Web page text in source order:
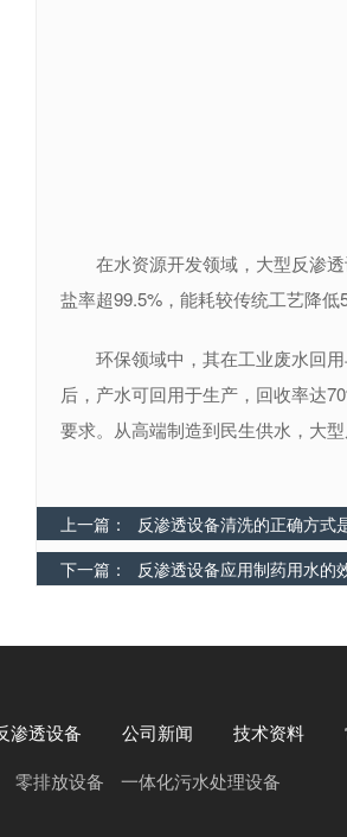
在水资源开发领域，大型反渗透
盐率超99.5%，能耗较传统工艺降低
环保领域中，其在工业废水回用
后，产水可回用于生产，回收率达
要求。从高端制造到民生供水，大
上一篇：
反渗透设备清洗的正确方式
下一篇：
反渗透设备应用制药用水的
渗透设备 公司新闻 技术资料
零排放设备 一体化污水处理设备